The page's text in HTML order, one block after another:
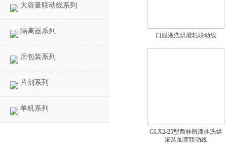
大容量联动线系列
隔离器系列
后包装系列
片剂系列
单机系列
口服液洗烘灌轧联动线
GLX2-25型西林瓶液体洗烘
灌装加塞联动线